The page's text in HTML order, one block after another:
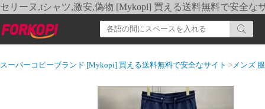
セリーヌ,tシャツ,激安,偽物 [Mykopi] 買える送料無料で安全な
スーパーコピーブランド [Mykopi] 買える送料無料で安全なサイト >メンズ 服